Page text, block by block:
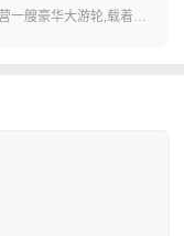
卷、鸡肉卷、牛肉卷
一艘豪华大游轮,载着乘